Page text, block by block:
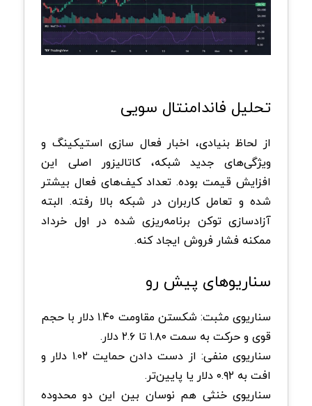
تحلیل فاندامنتال سویی
از لحاظ بنیادی، اخبار فعال ‌سازی استیکینگ و
ویژگی‌های جدید شبکه، کاتالیزور اصلی این
افزایش قیمت بوده. تعداد کیف‌های فعال بیشتر
شده و تعامل کاربران در شبکه بالا رفته. البته
آزادسازی توکن برنامه‌ریزی‌ شده در اول خرداد
ممکنه فشار فروش ایجاد کنه.
سناریوهای پیش رو
سناریوی مثبت: شکستن مقاومت ۱.۴۰ دلار با حجم
قوی و حرکت به سمت ۱.۸۰ تا ۲.۶ دلار.
سناریوی منفی: از دست دادن حمایت ۱.۰۲ دلار و
افت به ۰.۹۲ دلار یا پایین‌تر.
سناریوی خنثی هم نوسان بین این دو محدوده